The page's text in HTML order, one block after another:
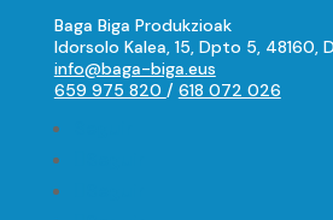
Baga Biga Produkzioak
Idorsolo Kalea, 15, Dpto 5, 48160,
info@baga-biga.eus
659 975 820 / 618 072 026